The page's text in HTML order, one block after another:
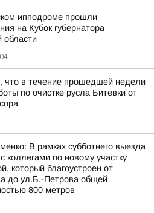
ипподроме прошли
на Кубок губернатора
области
что в течение прошедшей недели
по очистке русла Битевки от
В рамках субботнего выезда
коллегами по новому участку
который благоустроен от
до ул.Б.-Петрова общей
800 метров